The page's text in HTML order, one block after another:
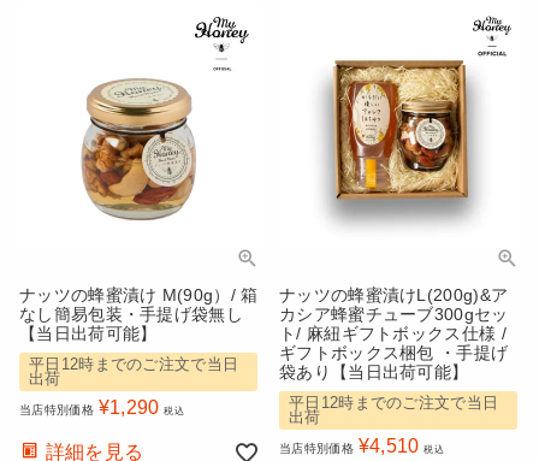
ナッツの蜂蜜漬け M(90g）/ 箱
なし簡易包装・手提げ袋無し
【当日出荷可能】
平日12時までのご注文で当日
出荷
当店特別価格 ¥1,290 税込
詳細を見る
ナッツの蜂蜜漬けL(200g)&ア
カシア蜂蜜チューブ300gセッ
ト/ 麻紐ギフトボックス仕様 /
ギフトボックス梱包 ・手提げ
袋あり【当日出荷可能】
平日12時までのご注文で当日
出荷
当店特別価格 ¥4,510 税込